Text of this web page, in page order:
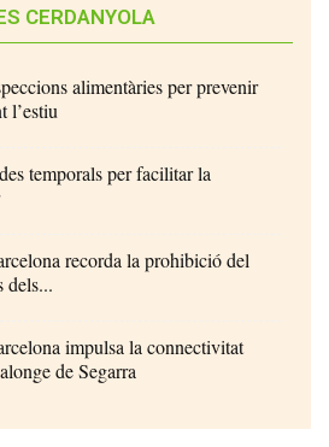
CERDANYOLA
alimentàries per prevenir
l’estiu
temporals per facilitar la
recorda la prohibició del
dels...
impulsa la connectivitat
de Segarra